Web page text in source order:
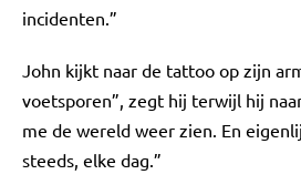
incidenten.”
John kijkt naar de tattoo op zijn
voetsporen”, zegt hij terwijl hij
me de wereld weer zien. En
steeds, elke dag.”